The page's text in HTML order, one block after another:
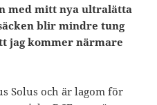
med mitt nya ultralätta
blir mindre tung
jag kommer närmare
Solus och är lagom för